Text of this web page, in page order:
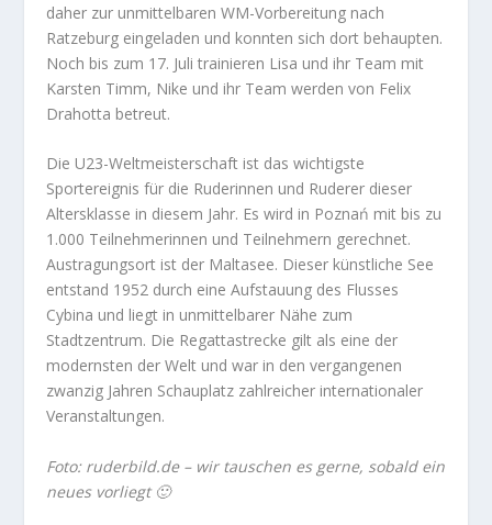
daher zur unmittelbaren WM-Vorbereitung nach
Ratzeburg eingeladen und konnten sich dort behaupten.
Noch bis zum 17. Juli trainieren Lisa und ihr Team mit
Karsten Timm, Nike und ihr Team werden von Felix
Drahotta betreut.
Die U23-Weltmeisterschaft ist das wichtigste
Sportereignis für die Ruderinnen und Ruderer dieser
Altersklasse in diesem Jahr. Es wird in Poznań mit bis zu
1.000 Teilnehmerinnen und Teilnehmern gerechnet.
Austragungsort ist der Maltasee. Dieser künstliche See
entstand 1952 durch eine Aufstauung des Flusses
Cybina und liegt in unmittelbarer Nähe zum
Stadtzentrum. Die Regattastrecke gilt als eine der
modernsten der Welt und war in den vergangenen
zwanzig Jahren Schauplatz zahlreicher internationaler
Veranstaltungen.
Foto: ruderbild.de – wir tauschen es gerne, sobald ein
neues vorliegt 🙂